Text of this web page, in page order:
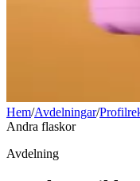
Hem/Avdelningar/
Andra flaskor
Avdelning